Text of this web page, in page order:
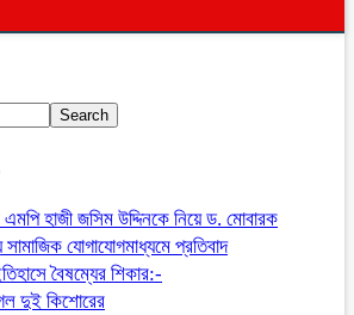
Search
হাজী জসিম উদ্দিনকে নিয়ে ড. মোবারক
যোগাযোগমাধ্যমে প্রতিবাদ
বৈষম্যের শিকার:-
দুই কিশোরের